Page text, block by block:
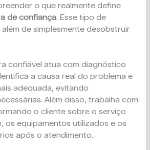
o que realmente define
de confiança. Esse tipo de
de simplesmente desobstruir
confiável atua com diagnóstico
a causa real do problema e
adequada, evitando
Além disso, trabalha com
o cliente sobre o serviço
os equipamentos utilizados e os
após o atendimento.